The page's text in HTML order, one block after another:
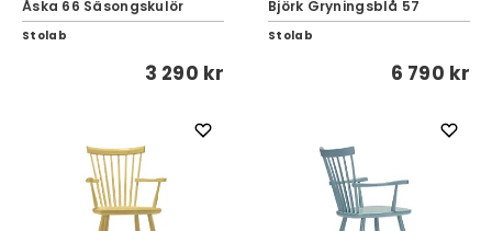
Åska 66 Säsongskulör
Stolab
3 290 kr
Björk Gryningsblå 57
Stolab
6 790 kr